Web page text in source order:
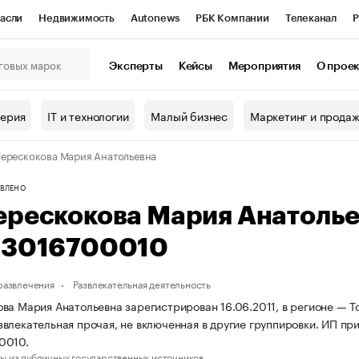
Недвижимость Autonews РБК Компании Телеканал
Проверка контрагентов
Эксперты Кейсы Мероприятия О
IT и технологии Малый бизнес Маркетинг и
Мария Анатольевна
Мария
Развлекательная деятельность
Мария Анатольевна зарегистрирован 16.06.2011, в регионе —
прочая, не включенная в другие группировки. ИП